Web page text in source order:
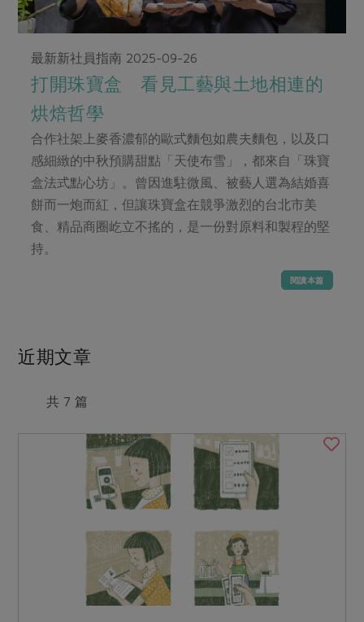
調味醬料/南北貨 烘焙
休閒零嘴 沖泡飲品
保健食品
居家好物
美妝保養 個人清潔
日用品 圖書禮品
防災用品
醬料
主題食譜
異國料理
年菜食譜
高麗菜海鮮煎餅
更多當季產品
議題活動
主婦聯盟X樂齡網特約優惠案
30%rPET紅烏龍茶
2024農業發展計畫年度報告
更多議題活動
把最好的台灣味帶回家！
非基改運動 支持本土農糧
廢核運動 能源議題
減添加物 減塑減廢
公益金
更多議題
生活者e週報
綠主張月刊
檢驗報告
硝酸鹽檢驗
社員權益
合作社法規
社務專區
選舉專區
最新消息
地區活動
社務會議
最新新社員指南 2025-09-26
打開珠寶盒 看見工藝與土地相連的
烘焙哲學
合作社架上麥香濃郁的歐式麵包如農夫麵包，以及口
感細緻的中秋預購甜點「天使布雪」，都來自「珠寶
盒法式點心坊」。曾因進駐微風、被藝人選為結婚喜
餅而一炮而紅，但讓珠寶盒在競爭激烈的台北市美
食、精品商圈屹立不搖的，是一份對原料和製程的堅
持。
閱讀本篇
近期文章
共 7 篇